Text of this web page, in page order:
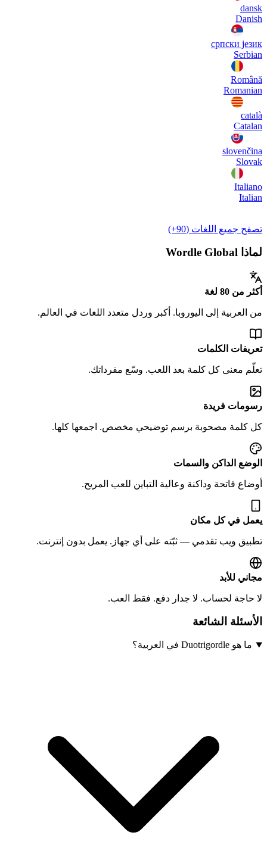
dansk
Danish
српски језик
Serbian
Română
Romanian
català
Catalan
slovenčina
Slovak
Italiano
Italian
تصفح جميع اللغات (90+)
لماذا Wordle Global
أكثر من 80 لغة
من العربية إلى اليوروبا. أكبر وردل متعدد اللغات في العالم.
تعريفات الكلمات
تعلّم معنى كل كلمة بعد اللعب. وسّع مفرداتك.
رسومات فريدة
كل كلمة مصحوبة برسم توضيحي مخصص. اجمعها كلها.
الوضع الداكن والسمات
أوضاع فاتحة وداكنة وعالية التباين للعب المريح.
يعمل في كل مكان
تطبيق ويب تقدمي — ثبّته على أي جهاز. يعمل بدون إنترنت.
مجاني للأبد
لا حاجة لحساب. لا جدار دفع. فقط العب.
الأسئلة الشائعة
ما هو Duotrigordle في العربية؟